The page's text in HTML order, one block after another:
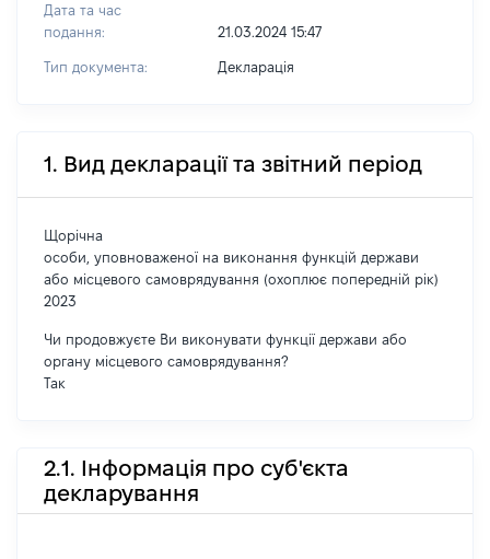
Дата та час
подання:
21.03.2024 15:47
Тип документа: Декларація
1. Вид декларації та звітний період
Щорічна
особи, уповноваженої на виконання функцій держави
або місцевого самоврядування (охоплює попередній рік)
2023
Чи продовжуєте Ви виконувати функції держави або
органу місцевого самоврядування?
Так
2.1. Інформація про суб'єкта
декларування